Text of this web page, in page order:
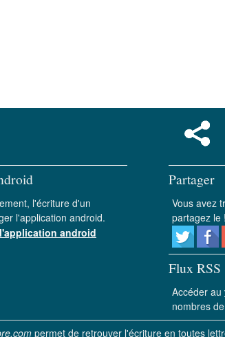
l'écriture d'un
l'application android.
android
Partager
Vous avez
partagez le !
Flux RSS
Accéder au
nombres
permet de retrouver l'écriture en toutes